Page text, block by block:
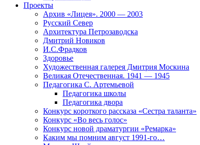
Проекты
Архив «Лицея». 2000 — 2003
Русский Север
Архитектура Петрозаводска
Дмитрий Новиков
И.С.Фрадков
Здоровье
Художественная галерея Дмитрия Москина
Великая Отечественная. 1941 — 1945
Педагогика С. Артемьевой
Педагогика школы
Педагогика двора
Конкурс короткого рассказа «Сестра таланта»
Конкурс «Во весь голос»
Конкурс новой драматургии «Ремарка»
Каким мы помним август 1991-го…